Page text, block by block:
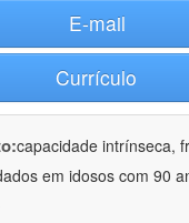
E-mail
Currículo
capacidade intrínseca,
em idosos com 90